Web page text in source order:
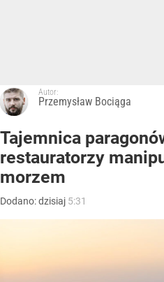
Autor:
Przemysław Bociąga
Tajemnica
restauratorzy
morzem
Dodano:dzisiaj 5:31